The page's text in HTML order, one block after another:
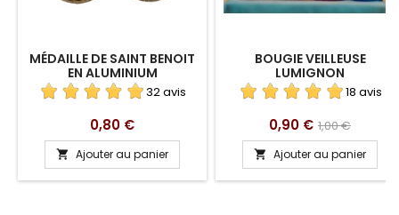
MÉDAILLE DE SAINT BENOIT
EN ALUMINIUM
32 avis
Prix
0,80 €
 Ajouter au panier
BOUGIE VEILLEUSE
LUMIGNON
18 avis
Prix
0,90 € Prix
de
base
1,00 €
 Ajouter au panier